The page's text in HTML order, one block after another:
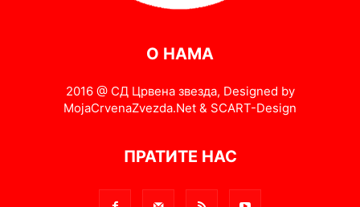
О НАМА
2016 @ СД Црвена звезда, Designed by
MojaCrvenaZvezda.Net & SCART-Design
ПРАТИТЕ НАС